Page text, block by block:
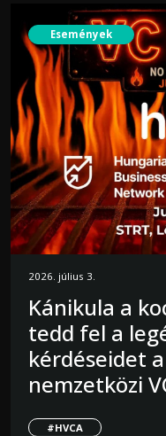
Események
2026. július 3.
Kánikula a
tedd fel a
kérdéseidet
nemzetközi
#HVCA